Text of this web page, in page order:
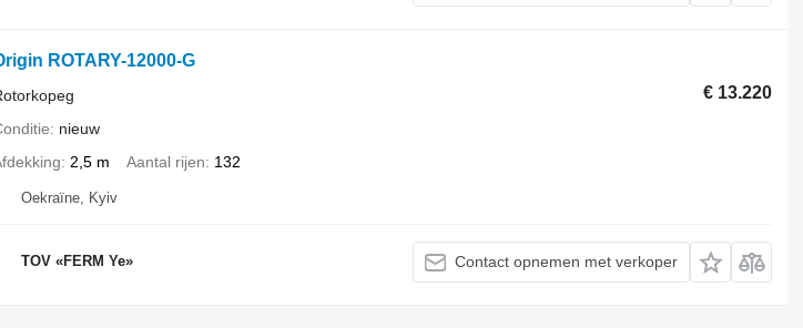
ROTARY-12000-G
€ 13.220
nieuw
2,5 m Aantal rijen 132
Oekraïne, Kyiv
TOV «FERM Ye» Contact opnemen met verkoper